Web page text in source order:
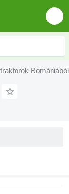
Romániából